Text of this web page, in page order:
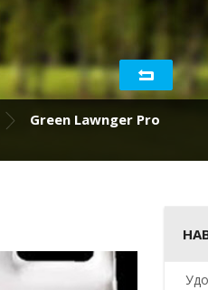
Green Lawnger Pro